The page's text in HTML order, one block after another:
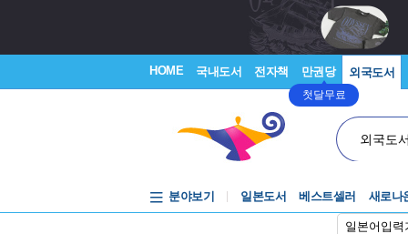
HOME 국내도서 전자책 만권당
첫달무료
외국도서
외국도
일본어입력
분야보기 일본도서 베스트셀러 새로나